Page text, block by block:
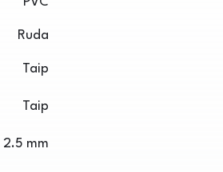
Ruda
Taip
Taip
2.5 mm